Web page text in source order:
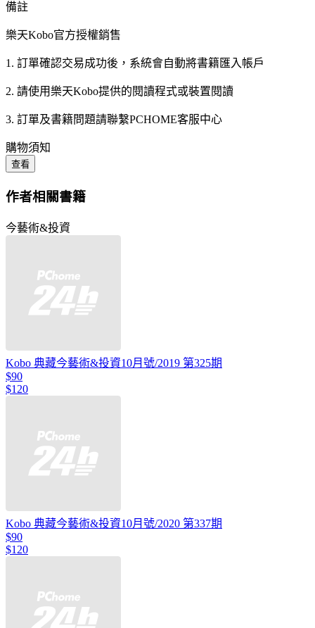
備註
樂天Kobo官方授權銷售
1. 訂單確認交易成功後，系統會自動將書籍匯入帳戶
2. 請使用樂天Kobo提供的閱讀程式或裝置閱讀
3. 訂單及書籍問題請聯繫PCHOME客服中心
購物須知
查看
作者相關書籍
今藝術&投資
Kobo 典藏今藝術&投資10月號/2019 第325期
$90
$120
Kobo 典藏今藝術&投資10月號/2020 第337期
$90
$120